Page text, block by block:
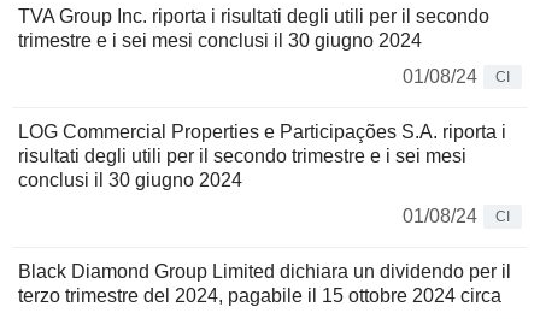
TVA Group Inc. riporta i risultati degli utili per il secondo
trimestre e i sei mesi conclusi il 30 giugno 2024
01/08/24
CI
LOG Commercial Properties e Participações S.A. riporta i
risultati degli utili per il secondo trimestre e i sei mesi
conclusi il 30 giugno 2024
01/08/24
CI
Black Diamond Group Limited dichiara un dividendo per il
terzo trimestre del 2024, pagabile il 15 ottobre 2024 circa